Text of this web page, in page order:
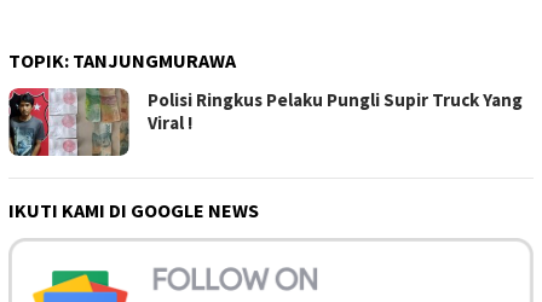
TOPIK: TANJUNGMURAWA
Polisi Ringkus Pelaku Pungli Supir Truck Yang
Viral !
IKUTI KAMI DI GOOGLE NEWS